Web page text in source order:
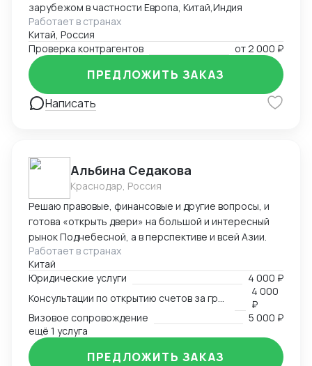
зарубежом в частности Европа, Китай,Индия
Работает в странах
Китай, Россия
Проверка контрагентов
от2 000 ₽
Написать
ПРЕДЛОЖИТЬ ЗАКАЗ
Альбина Седакова
Краснодар, Россия
Решаю правовые, финансовые и другие вопросы, и
готова «открыть двери» на большой и интересный
рынок Поднебесной, а в перспективе и всей Азии.
Работает в странах
Китай
Юридические услуги
4 000 ₽
4 000
₽
Визовое сопровождение
5 000 ₽
ещё 1 услуга
ПРЕДЛОЖИТЬ ЗАКАЗ